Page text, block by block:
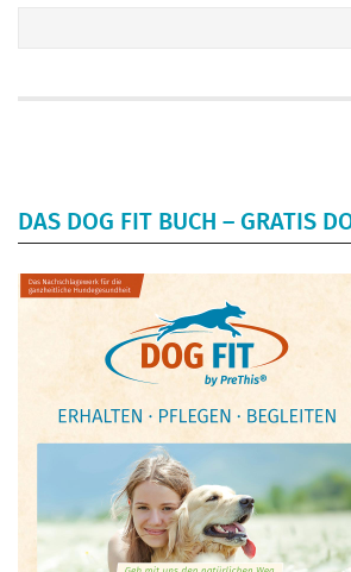
DAS DOG FIT BUCH – GRATIS